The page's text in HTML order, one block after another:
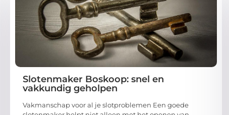
Slotenmaker Boskoop: snel en
vakkundig geholpen
Vakmanschap voor al je slotproblemen Een goede